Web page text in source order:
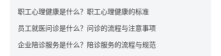
职工心理健康是什么？职工心理健康的标准
员工就医问诊是什么？问诊的流程与注意事项
企业陪诊服务是什么？陪诊服务的流程与规范